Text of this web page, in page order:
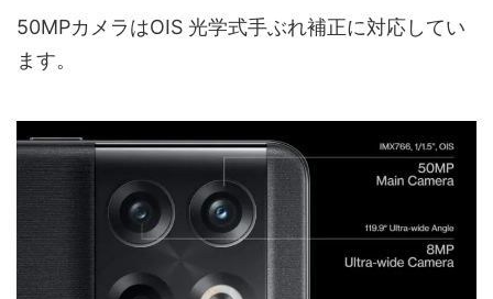
50MPカメラはOIS 光学式手ぶれ補正に対応してい
ます。